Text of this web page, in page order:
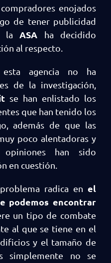
enojados
de tener publicidad
la ASA ha decidido
al respecto.
agencia no ha
de la investigación,
se han enlistado los
que han tenido los
además de que las
poco alentadoras y
opiniones han sido
en cuestión.
radica en el
podemos encontrar
un tipo de combate
al que se tiene en el
y el tamaño de
simplemente no se